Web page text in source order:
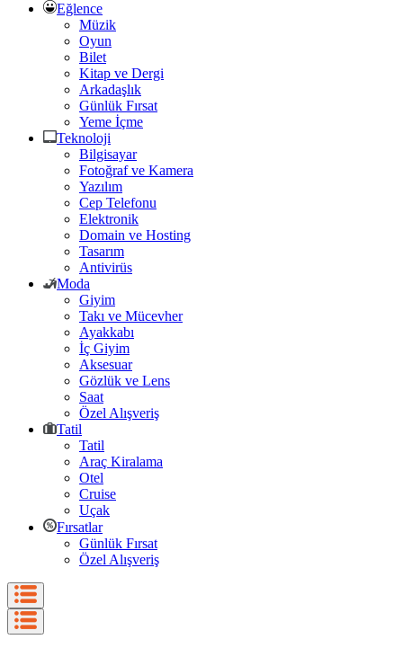
Eğlence
Müzik
Oyun
Bilet
Kitap ve Dergi
Arkadaşlık
Günlük Fırsat
Yeme İçme
Teknoloji
Bilgisayar
Fotoğraf ve Kamera
Yazılım
Cep Telefonu
Elektronik
Domain ve Hosting
Tasarım
Antivirüs
Moda
Giyim
Takı ve Mücevher
Ayakkabı
İç Giyim
Aksesuar
Gözlük ve Lens
Saat
Özel Alışveriş
Tatil
Tatil
Araç Kiralama
Otel
Cruise
Uçak
Fırsatlar
Günlük Fırsat
Özel Alışveriş